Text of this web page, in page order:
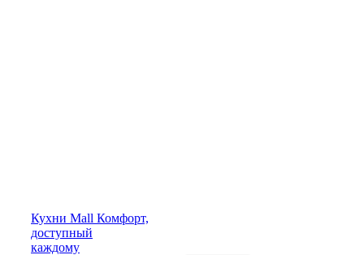
Кухни Mall Комфорт,
доступный
каждому